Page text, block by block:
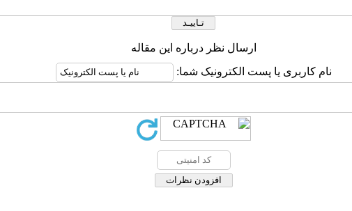
ارسال نظر درباره این مقاله
نام کاربری یا پست الکترونیک شما: